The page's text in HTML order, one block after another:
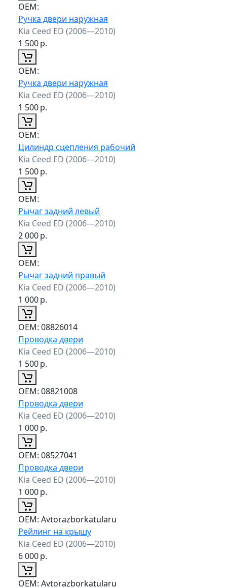
ОЕМ:
Ручка двери наружная
Kia Ceed ED (2006—2010)
1 500р.
ОЕМ:
Ручка двери наружная
Kia Ceed ED (2006—2010)
1 500р.
ОЕМ:
Цилиндр сцепления рабочий
Kia Ceed ED (2006—2010)
1 500р.
ОЕМ:
Рычаг задний левый
Kia Ceed ED (2006—2010)
2 000р.
ОЕМ:
Рычаг задний правый
Kia Ceed ED (2006—2010)
1 000р.
ОЕМ: 08826014
Проводка двери
Kia Ceed ED (2006—2010)
1 500р.
ОЕМ: 08821008
Проводка двери
Kia Ceed ED (2006—2010)
1 000р.
ОЕМ: 08527041
Проводка двери
Kia Ceed ED (2006—2010)
1 000р.
ОЕМ: Avtorazborkatularu
Рейлинг на крышу
Kia Ceed ED (2006—2010)
6 000р.
ОЕМ: Avtorazborkatularu